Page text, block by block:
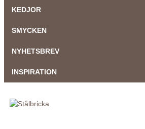
KEDJOR
SMYCKEN
NYHETSBREV
INSPIRATION